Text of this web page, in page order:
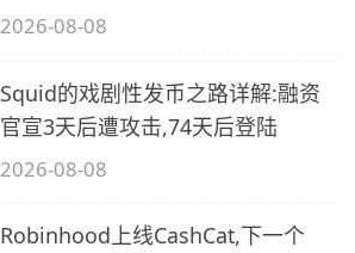
2026-08-08
Squid的戏剧性发币之路详解:融资
官宣3天后遭攻击,74天后登陆
2026-08-08
Robinhood上线CashCat,下一个